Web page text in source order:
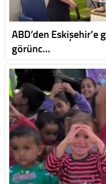
ABD’den Eskişehir’e
görünc…